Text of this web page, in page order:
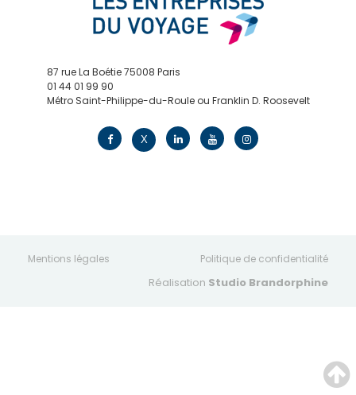
87 rue La Boétie 75008 Paris
01 44 01 99 90
Métro Saint-Philippe-du-Roule ou Franklin D. Roosevelt
X
Mentions légales Politique de confidentialité
Réalisation Studio Brandorphine